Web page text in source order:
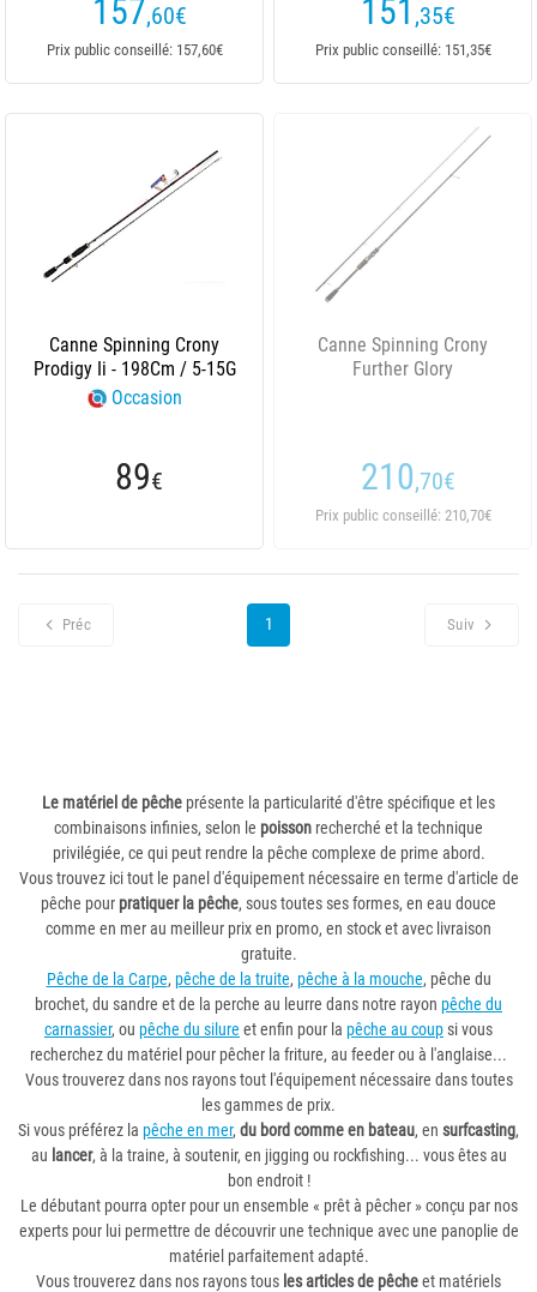
157,60€
Prix public conseillé: 157,60€
151 ,35€
Prix public conseillé: 151,35€
Canne Spinning Crony
Prodigy Ii - 198Cm / 5-15G
Occasion
89€
Canne Spinning Crony
Further Glory
210,70€
Prix public conseillé: 210,70€
Préc 1 Suiv
Le matériel de pêche présente la particularité d'être spécifique et les
combinaisons infinies, selon le poisson recherché et la technique
privilégiée, ce qui peut rendre la pêche complexe de prime abord.
Vous trouvez ici tout le panel d'équipement nécessaire en terme d'article de
pêche pour pratiquer la pêche, sous toutes ses formes, en eau douce
comme en mer au meilleur prix en promo, en stock et avec livraison
gratuite.
Pêche de la Carpe, pêche de la truite, pêche à la mouche, pêche du
brochet, du sandre et de la perche au leurre dans notre rayon pêche du
carnassier, ou pêche du silure et enfin pour la pêche au coup si vous
recherchez du matériel pour pêcher la friture, au feeder ou à l'anglaise...
Vous trouverez dans nos rayons tout l'équipement nécessaire dans toutes
les gammes de prix.
Si vous préférez la pêche en mer, du bord comme en bateau, en surfcasting,
au lancer, à la traine, à soutenir, en jigging ou rockfishing... vous êtes au
bon endroit !
Le débutant pourra opter pour un ensemble « prêt à pêcher » conçu par nos
experts pour lui permettre de découvrir une technique avec une panoplie de
matériel parfaitement adapté.
Vous trouverez dans nos rayons tous les articles de pêcheet matériels